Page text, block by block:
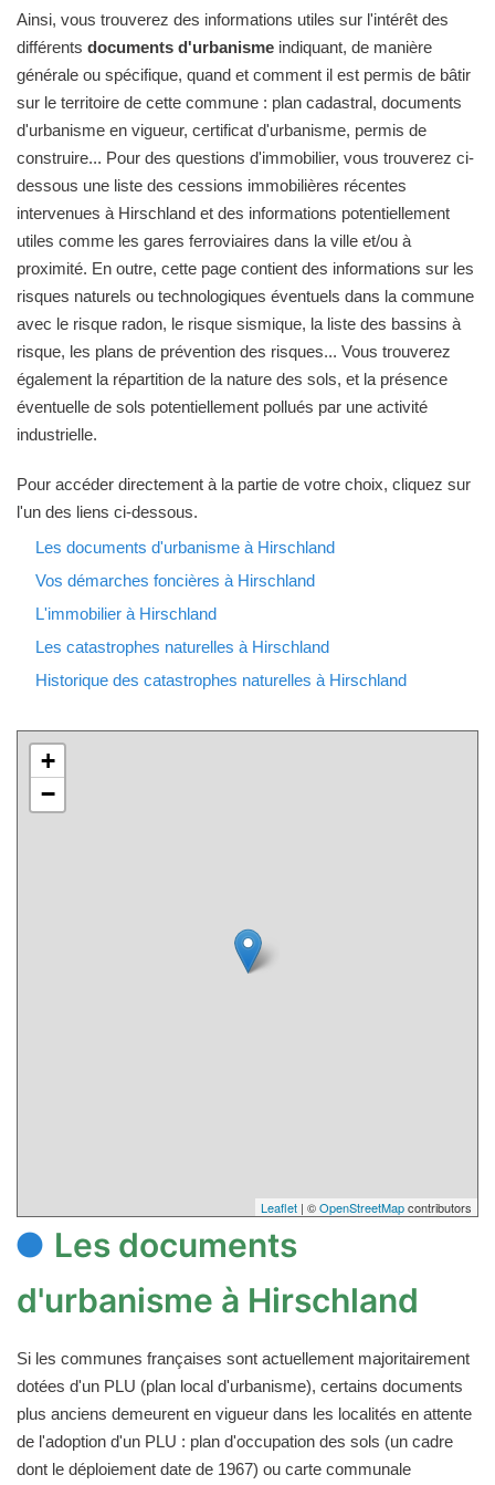
Ainsi, vous trouverez des informations utiles sur l'intérêt des
différents documents d'urbanisme indiquant, de manière
générale ou spécifique, quand et comment il est permis de bâtir
sur le territoire de cette commune : plan cadastral, documents
d'urbanisme en vigueur, certificat d'urbanisme, permis de
construire... Pour des questions d'immobilier, vous trouverez ci-
dessous une liste des cessions immobilières récentes
intervenues à Hirschland et des informations potentiellement
utiles comme les gares ferroviaires dans la ville et/ou à
proximité. En outre, cette page contient des informations sur les
risques naturels ou technologiques éventuels dans la commune
avec le risque radon, le risque sismique, la liste des bassins à
risque, les plans de prévention des risques... Vous trouverez
également la répartition de la nature des sols, et la présence
éventuelle de sols potentiellement pollués par une activité
industrielle.
Pour accéder directement à la partie de votre choix, cliquez sur
l'un des liens ci-dessous.
Les documents d'urbanisme à Hirschland
Vos démarches foncières à Hirschland
L'immobilier à Hirschland
Les catastrophes naturelles à Hirschland
Historique des catastrophes naturelles à Hirschland
+
−
Leaflet | ©OpenStreetMapcontributors
Les documents
d'urbanisme à Hirschland
Si les communes françaises sont actuellement majoritairement
dotées d'un PLU (plan local d'urbanisme), certains documents
plus anciens demeurent en vigueur dans les localités en attente
de l'adoption d'un PLU : plan d'occupation des sols (un cadre
dont le déploiement date de 1967) ou carte communale